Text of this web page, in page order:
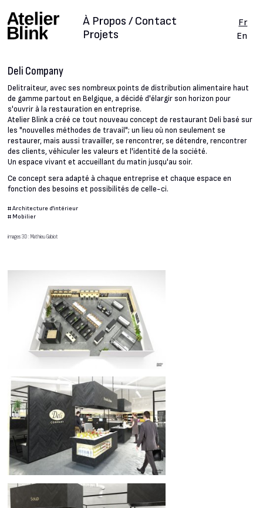
Projets
À Propos / Contact
Fr
En
Deli Company
Delitraiteur, avec ses nombreux points de distribution alimentaire haut
de gamme partout en Belgique, a décidé d'élargir son horizon pour
s'ouvrir à la restauration en entreprise.
Atelier Blink a créé ce tout nouveau concept de restaurant Deli basé sur
les "nouvelles méthodes de travail"; un lieu où non seulement se
restaurer, mais aussi travailler, se rencontrer, se détendre, rencontrer
des clients, véhiculer les valeurs et l'identité de la société.
Un espace vivant et accueillant du matin jusqu'au soir.
Ce concept sera adapté à chaque entreprise et chaque espace en
fonction des besoins et possibilités de celle-ci.
#Architecture d'intérieur
# Mobilier
images 3D : Mathieu Gabiot